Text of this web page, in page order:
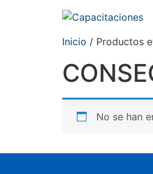
Inicio / Productos
No se han